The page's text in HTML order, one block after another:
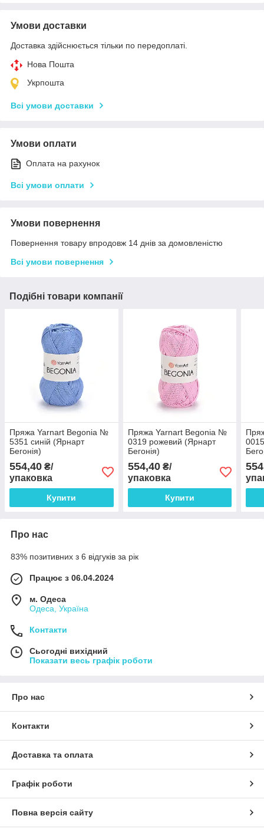
Умови доставки
Доставка здійснюється тільки по передоплаті.
Нова Пошта
Укрпошта
Всі умови доставки
Умови оплати
Оплата на рахунок
Всі умови оплати
Умови повернення
Повернення товару впродовж 14 днів за домовленістю
Всі умови повернення
Подібні товари компанії
Пряжа Yarnart Begonia №
5351 синій (Ярнарт
Бегонія)
554,40 ₴/
упаковка
Купити
Пряжа Yarnart Begonia №
0319 рожевий (Ярнарт
Бегонія)
554,40₴/
упаковка
Купити
Про нас
83% позитивних з 6 відгуків за рік
Працює з 06.04.2024
м. Одеса
Одеса, Україна
Контакти
Сьогодні вихідний
Показати весь графік роботи
Про нас
Контакти
Доставка та оплата
Графік роботи
Повна версія сайту